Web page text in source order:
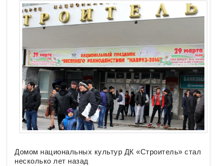
Домом национальных культур ДК «Строитель» стал
несколько лет назад